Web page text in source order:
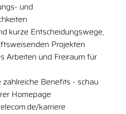
und
kurze Entscheidungswege,
Projekten
Arbeiten und Freiraum für
Benefits - schau
Homepage
karriere